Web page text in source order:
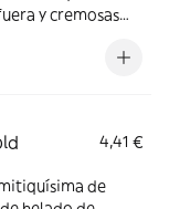
y cremosas
4,41 €
de